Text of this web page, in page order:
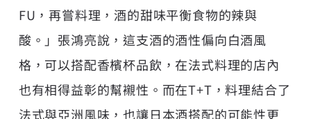
FU，再嘗料理，酒的甜味平衡食物的辣與
酸。」張鴻亮說，這支酒的酒性偏向白酒風
格，可以搭配香檳杯品飲，在法式料理的店內
也有相得益彰的幫襯性。而在T+T，料理結合了
法式與亞洲風味，也讓日本酒搭配的可能性更